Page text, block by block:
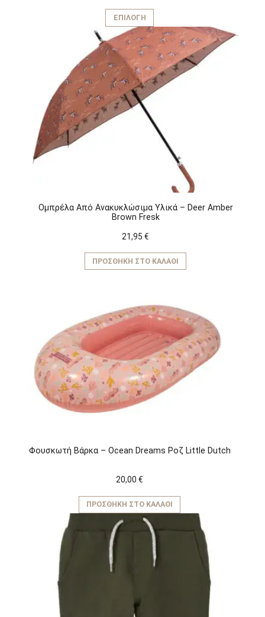
ΕΠΙΛΟΓΉ
Αυτό
προϊόν
έχει
πολλαπλές
παραλλαγές.
Οι
επιλογές
μπορούν
επιλεγούν
στη
σελίδα
του
προϊόντος
Ομπρέλα Aπό Aνακυκλώσιμα Yλικά – Deer Amber
Brown Fresk
21,95 €
ΠΡΟΣΘΉΚΗ ΣΤΟ ΚΑΛΆΘΙ
Φουσκωτή Βάρκα – Ocean Dreams Ροζ Little Dutch
20,00 €
ΠΡΟΣΘΉΚΗ ΣΤΟ ΚΑΛΆΘΙ